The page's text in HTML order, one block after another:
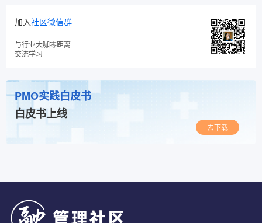
加入社区微信群
与行业大咖零距离
交流学习
PMO实践白皮书
白皮书上线
去下载